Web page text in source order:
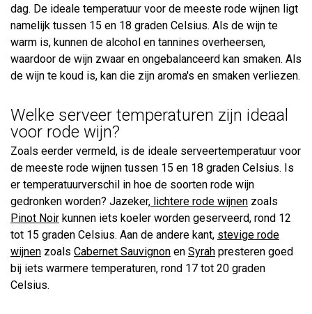
dag. De ideale temperatuur voor de meeste rode wijnen ligt
namelijk tussen 15 en 18 graden Celsius. Als de wijn te
warm is, kunnen de alcohol en tannines overheersen,
waardoor de wijn zwaar en ongebalanceerd kan smaken. Als
de wijn te koud is, kan die zijn aroma's en smaken verliezen.
Welke serveer temperaturen zijn ideaal
voor rode wijn?
Zoals eerder vermeld, is de ideale serveertemperatuur voor
de meeste rode wijnen tussen 15 en 18 graden Celsius. Is
er temperatuurverschil in hoe de soorten rode wijn
gedronken worden? Jazeker, lichtere rode wijnen zoals
Pinot Noir kunnen iets koeler worden geserveerd, rond 12
tot 15 graden Celsius. Aan de andere kant, stevige rode
wijnen zoals Cabernet Sauvignon en Syrah presteren goed
bij iets warmere temperaturen, rond 17 tot 20 graden
Celsius.